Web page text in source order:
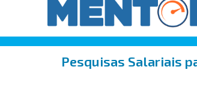
Pesquisas Salariais